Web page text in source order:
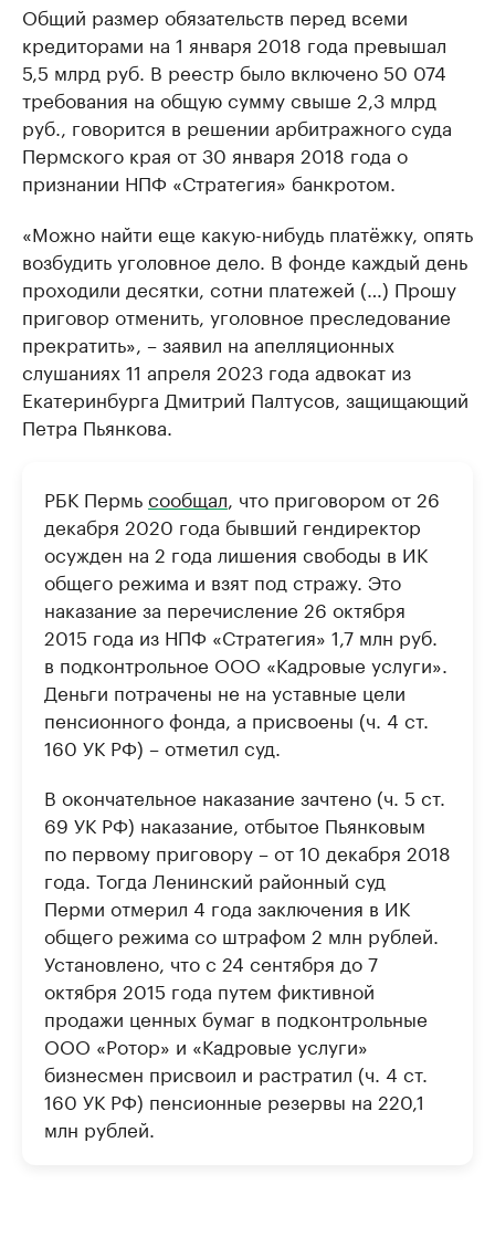
Общий размер обязательств перед всеми
кредиторами на 1 января 2018 года превышал
5,5 млрд руб. В реестр было включено 50 074
требования на общую сумму свыше 2,3 млрд
руб., говорится в решении арбитражного суда
Пермского края от 30 января 2018 года о
признании НПФ «Стратегия» банкротом.
«Можно найти еще какую-нибудь платёжку, опять
возбудить уголовное дело. В фонде каждый день
проходили десятки, сотни платежей (…) Прошу
приговор отменить, уголовное преследование
прекратить», – заявил на апелляционных
слушаниях 11 апреля 2023 года адвокат из
Екатеринбурга Дмитрий Палтусов, защищающий
Петра Пьянкова.
РБК Пермьсообщал , что приговором от 26
декабря 2020 года бывший гендиректор
осужден на 2 года лишения свободы в ИК
общего режима и взят под стражу. Это
наказание за перечисление 26 октября
2015 года из НПФ «Стратегия» 1,7 млн руб.
в подконтрольное ООО «Кадровые услуги».
Деньги потрачены не на уставные цели
пенсионного фонда, а присвоены (ч. 4 ст.
160 УК РФ) – отметил суд.
В окончательное наказание зачтено (ч. 5 ст.
69 УК РФ) наказание, отбытое Пьянковым
по первому приговору – от 10 декабря 2018
года. Тогда Ленинский районный суд
Перми отмерил 4 года заключения в ИК
общего режима со штрафом 2 млн рублей.
Установлено, что с 24 сентября до 7
октября 2015 года путем фиктивной
продажи ценных бумаг в подконтрольные
ООО «Ротор» и «Кадровые услуги»
бизнесмен присвоил и растратил (ч. 4 ст.
160 УК РФ) пенсионные резервы на 220,1
млн рублей.